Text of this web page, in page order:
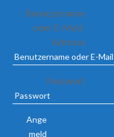
Benutzername
oder E-Mail-
Adresse
Passwort
Ange
meld